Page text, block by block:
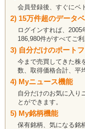
会員登録後、すぐにベ
2) 15万件超のデータ
ログインすれば、
186,980件がすべてご
3) 自分だけのポート
今まで売買してきた株
数、取得価格合計、平
4) Myニュース機能
自分だけのお気に入り
とができます。
5) My銘柄機能
保有銘柄、気になる銘